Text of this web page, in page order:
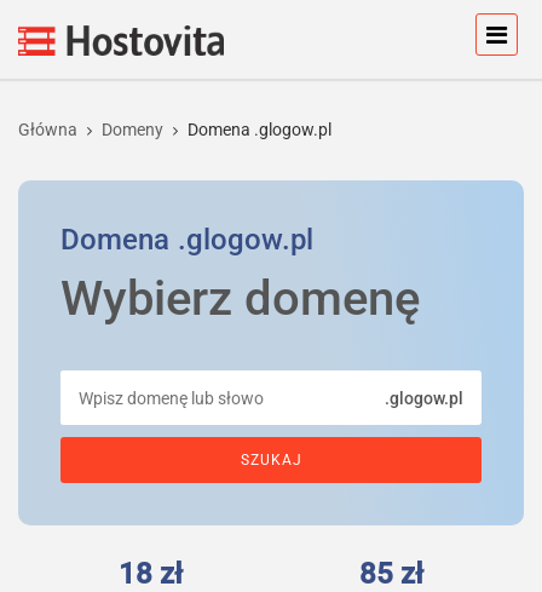
Główna Domeny Domena .glogow.pl
Domena .glogow.pl
Wybierz domenę
.glogow.pl
18 zł 85 zł